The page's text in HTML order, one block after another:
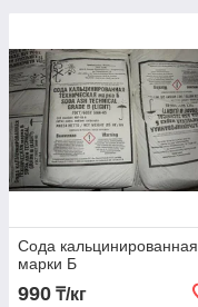
Сода кальцинированная
марки Б
990 ₸/кг